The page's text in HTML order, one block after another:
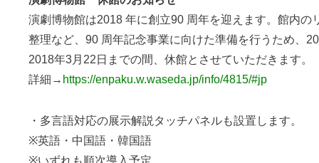
演劇博物館は2018 年に創立90 周年を迎えます。館内の
整理など、90 周年記念事業に向けた準備を行うため、
2018年3月22日までの間、休館とさせていただきます。
詳細→ https://enpaku.w.waseda.jp/info/4815/#jp
・多言語対応の展示解説タッチパネルも設置します。
※英語・中国語・韓国語
※いずれも順次導入予定